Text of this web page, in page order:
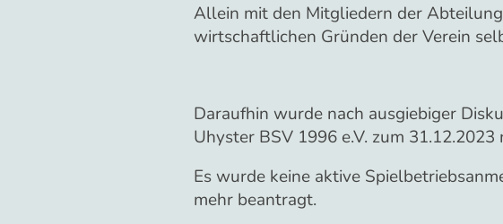
Allein mit den Mitgliedern der
wirtschaftlichen Gründen der Verein
Daraufhin wurde nach ausgiebiger
Uhyster BSV 1996 e.V. zum
Es wurde keine aktive
mehr beantragt.